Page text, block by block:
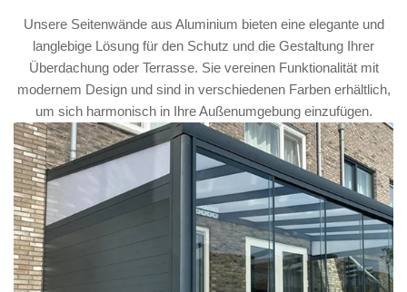
Unsere Seitenwände aus Aluminium bieten eine elegante und
langlebige Lösung für den Schutz und die Gestaltung Ihrer
Überdachung oder Terrasse. Sie vereinen Funktionalität mit
modernem Design und sind in verschiedenen Farben erhältlich,
um sich harmonisch in Ihre Außenumgebung einzufügen.